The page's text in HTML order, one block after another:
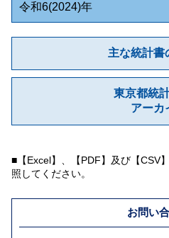
令和6(2024)年
主な統計書
東京都統
アーカ
■【Excel】、【PDF】及び【CSV
照してください。
お問い